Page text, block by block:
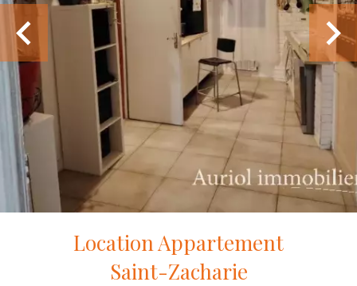
Location Appartement
Saint-Zacharie